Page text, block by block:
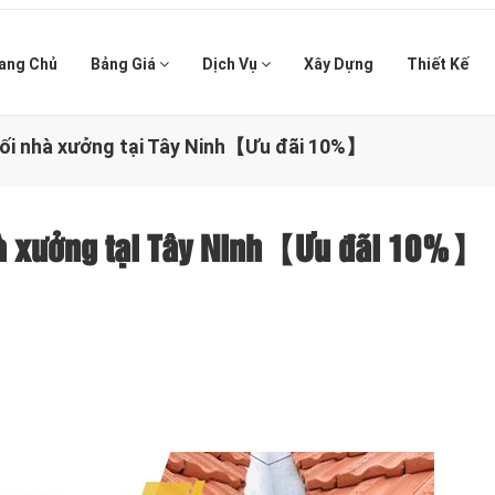
Chủ Bảng Giá Dịch Vụ Xây Dựng Thiết Kế
nhà xưởng tại Tây Ninh【Ưu đãi 10%】
tại Tây Ninh【Ưu đãi 10%】